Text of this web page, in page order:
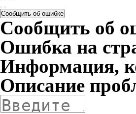
Сообщить об ошибке
Сообщить об
Ошибка на
Информация,
Описание